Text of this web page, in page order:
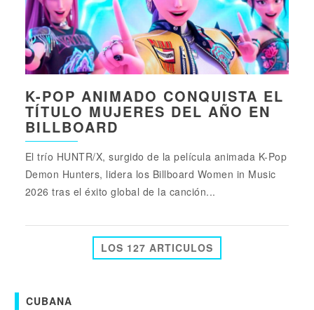
K-POP ANIMADO CONQUISTA EL
TÍTULO MUJERES DEL AÑO EN
BILLBOARD
El trío HUNTR/X, surgido de la película animada K-Pop
Demon Hunters, lidera los Billboard Women in Music
2026 tras el éxito global de la canción...
LOS 127 ARTICULOS
CUBANA